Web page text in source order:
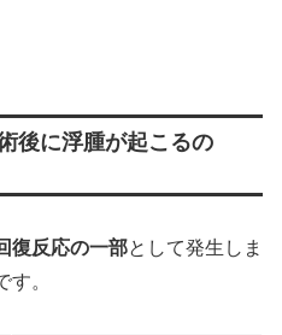
後に浮腫が起こるの
復反応の一部として発生しま
。